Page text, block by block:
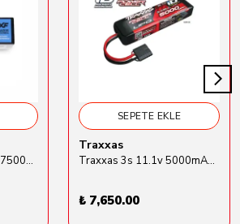
DXF Power 14.8V 4s 7500mAh 80C Hardcase Lipo Batarya
SEPETE EKLE
Traxxas
Traxxas 3s 11.1v 5000mAh Lipo Batarya (TRX 2872X)
₺ 7,650.00